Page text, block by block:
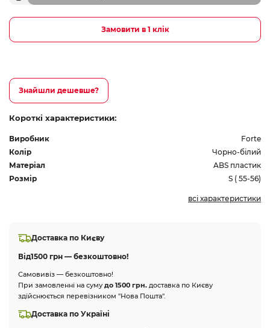
Замовити в 1 клік
Знайшли дешевше?
Короткі характеристики:
Виробник
Forte
Колір
Чорно-білий
Матеріал
ABS пластик
Розмір
S ( 55-56)
всі характеристики
Доставка по Києву
Від1500 грн — безкоштовно!
Самовивіз — безкоштовно!
При замовленні на суму до 1500 грн. доставка по Києву
здійснюється перевізником "Нова Пошта".
Доставка по Україні